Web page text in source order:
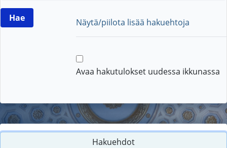
Näytä/piilota lisää hakuehtoja
Avaa hakutulokset uudessa ikkunassa
Hakuehdot